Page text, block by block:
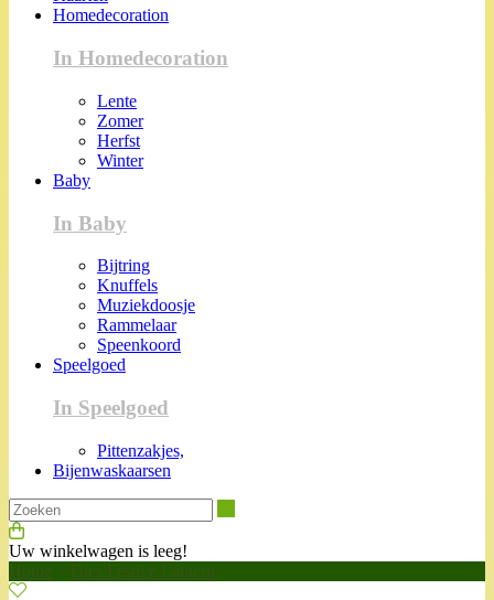
Homedecoration
In Homedecoration
Lente
Zomer
Herfst
Winter
Baby
In Baby
Bijtring
Knuffels
Muziekdoosje
Rammelaar
Speenkoord
Speelgoed
In Speelgoed
Pittenzakjes,
Bijenwaskaarsen
Uw winkelwagen is leeg!
Home
Dies Festive Lantern